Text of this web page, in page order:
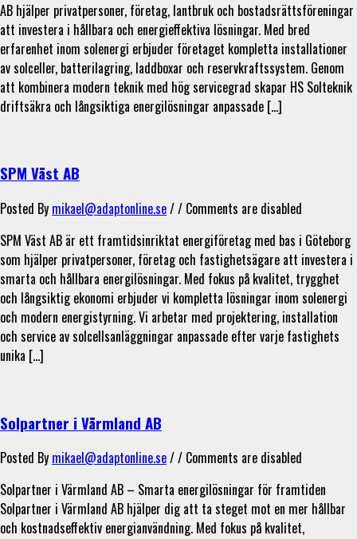
AB hjälper privatpersoner, företag, lantbruk och bostadsrättsföreningar
att investera i hållbara och energieffektiva lösningar. Med bred
erfarenhet inom solenergi erbjuder företaget kompletta installationer
av solceller, batterilagring, laddboxar och reservkraftssystem. Genom
att kombinera modern teknik med hög servicegrad skapar HS Solteknik
driftsäkra och långsiktiga energilösningar anpassade […]
SPM Väst AB
Posted By mikael@adaptonline.se/ / Comments are disabled
SPM Väst AB är ett framtidsinriktat energiföretag med bas i Göteborg
som hjälper privatpersoner, företag och fastighetsägare att investera i
smarta och hållbara energilösningar. Med fokus på kvalitet, trygghet
och långsiktig ekonomi erbjuder vi kompletta lösningar inom solenergi
och modern energistyrning. Vi arbetar med projektering, installation
och service av solcellsanläggningar anpassade efter varje fastighets
unika […]
Solpartner i Värmland AB
Posted By mikael@adaptonline.se/ / Comments are disabled
Solpartner i Värmland AB – Smarta energilösningar för framtiden
Solpartner i Värmland AB hjälper dig att ta steget mot en mer hållbar
och kostnadseffektiv energianvändning. Med fokus på kvalitet,